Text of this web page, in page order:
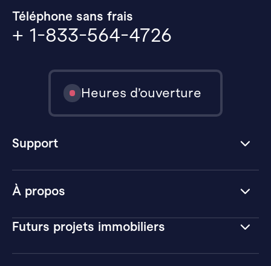
À propos
Futurs projets immobiliers
Téléphone sans frais
+ 1-833-564-4726
Heures d’ouverture
Support